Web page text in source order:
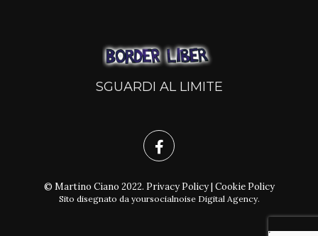
SGUARDI AL LIMITE
© Martino Ciano 2022. Privacy Policy| Cookie Policy
Sito disegnato da yoursocialnoise Digital Agency.